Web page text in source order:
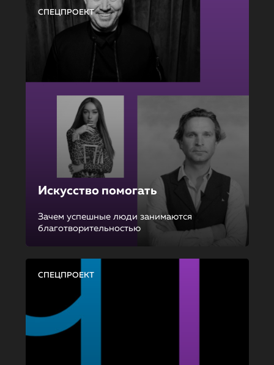
СПЕЦПРОЕКТ
Искусство помогать
Зачем успешные люди занимаются
благотворительностью
СПЕЦПРОЕКТ